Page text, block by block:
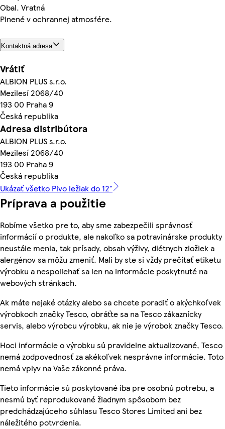
Obal. Vratná
Plnené v ochrannej atmosfére.
Kontaktná adresa
Vrátiť
ALBION PLUS s.r.o.
Mezilesí 2068/40
193 00 Praha 9
Česká republika
Adresa distribútora
ALBION PLUS s.r.o.
Mezilesí 2068/40
193 00 Praha 9
Česká republika
Ukázať všetko Pivo ležiak do 12°
Príprava a použitie
Robíme všetko pre to, aby sme zabezpečili správnosť
informácií o produkte, ale nakoľko sa potravinárske produkty
neustále menia, tak prísady, obsah výživy, diétnych zložiek a
alergénov sa môžu zmeniť. Mali by ste si vždy prečítať etiketu
výrobku a nespoliehať sa len na informácie poskytnuté na
webových stránkach.
Ak máte nejaké otázky alebo sa chcete poradiť o akýchkoľvek
výrobkoch značky Tesco, obráťte sa na Tesco zákaznícky
servis, alebo výrobcu výrobku, ak nie je výrobok značky Tesco.
Hoci informácie o výrobku sú pravidelne aktualizované, Tesco
nemá zodpovednosť za akékoľvek nesprávne informácie. Toto
nemá vplyv na Vaše zákonné práva.
Tieto informácie sú poskytované iba pre osobnú potrebu, a
nesmú byť reprodukované žiadnym spôsobom bez
predchádzajúceho súhlasu Tesco Stores Limited ani bez
náležitého potvrdenia.